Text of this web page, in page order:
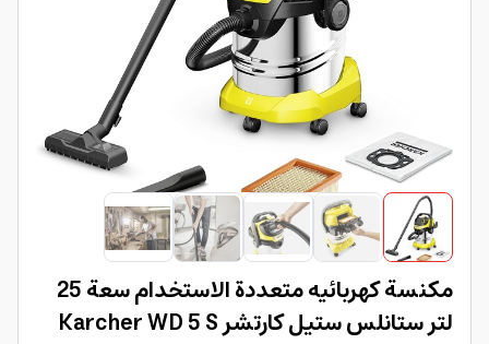
مكنسة كهربائيه متعددة الاستخدام سعة 25
لتر ستانلس ستيل كارتشر Karcher WD 5 S